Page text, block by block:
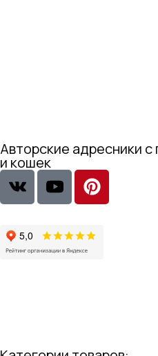
Авторские адресники
и кошек